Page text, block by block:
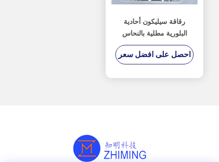
رقاقة سيليكون أحادية
البلورية مطلية بالنحاس
لتصنيع أجهزة الاستشعار
الكهربائية
احصل على افضل سعر